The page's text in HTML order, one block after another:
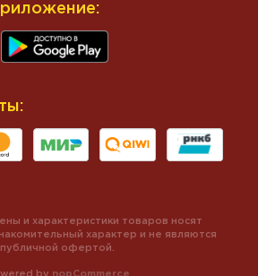
и характеристики товаров носят
характер и не являются
публичной офертой.